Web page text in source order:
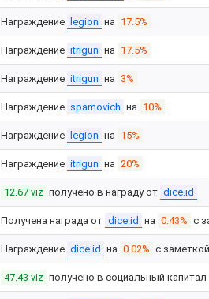
Награждение legion на 17.5%
Награждение itrigun на 17.5%
Награждение itrigun на 3%
Награждение spamovich на 10%
Награждение legion на 15%
Награждение itrigun на 20%
12.67 viz получено в награду от dice.id
Получена награда от dice.id на 0.43% с
Награждение dice.id на 0.02% с
47.43 viz получено в социальный